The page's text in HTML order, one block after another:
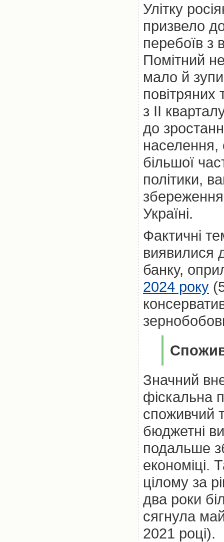
Улітку
призвело
перебоїв з
Помітний
мало й
повітряних
з ІІ
до
населення,
більшої
політики,
збереження
Україні.
Фактичні
виявилися
банку,
2024 року
Значний
фіскальна
споживчий
бюджетні
подальше
економіці.
цілому за
два роки
сягнула
2021 році).